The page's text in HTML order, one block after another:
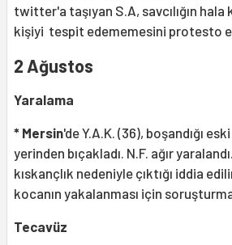
twitter'a taşıyan S.A, savcılığın
kişiyi tespit edememesini protesto
2 Ağustos
Yaralama
* Mersin'de Y.A.K. (36), boşandığı
yerinden bıçakladı. N.F. ağır
kıskançlık nedeniyle çıktığı iddia
kocanın yakalanması için
Tecavüz